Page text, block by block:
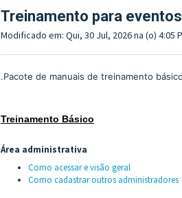
Treinamento para
Modificado em: Qui, 30 Jul, 2026 na (o) 4:05
.Pacote de manuais de treinamento
Treinamento Básico
Área administrativa
Como acessar e visão geral
Como cadastrar outros administradores